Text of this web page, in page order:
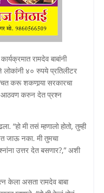
रामदेव बाबांनी
लोकांनी ४० रुपये प्रतिलीटर
करू शकणार्‍या सरकारचा
आठवण करुन देत प्रश्न
“हो मी तसं म्हणालो होतो, तुम्ही
जाऊ नका. मी तुमचा
उत्तर देत बसणार?,” अशी
केला असता रामदेव बाबा